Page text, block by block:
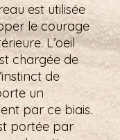
est utilisée
le courage
L’oeil
chargée de
de
un
par ce biais.
portée par